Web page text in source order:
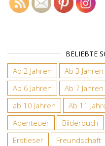
BELIEBTE
Ab 2 Jahren Ab 3 Jahren
Ab 6 Jahren
Ab 7 Jahren
ab 10 Jahren
Ab 11
Abenteuer
Bilderbuch
Erstleser
Freundschaft